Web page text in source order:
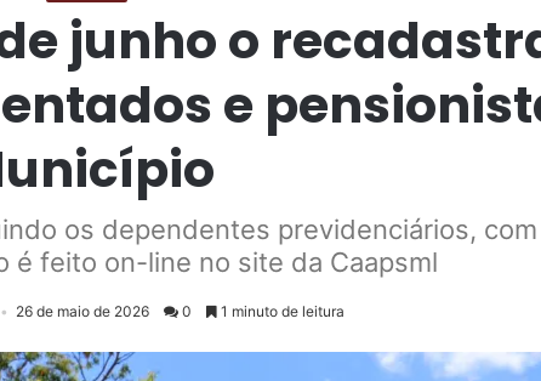
junho o
e
os dependentes previdenciários,
é feito on-line no site da Caapsml
26 de maio de 2026 0 1 minuto de leitura